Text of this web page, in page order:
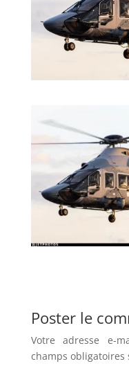
Poster le
Votre adresse e-
champs obligatoires